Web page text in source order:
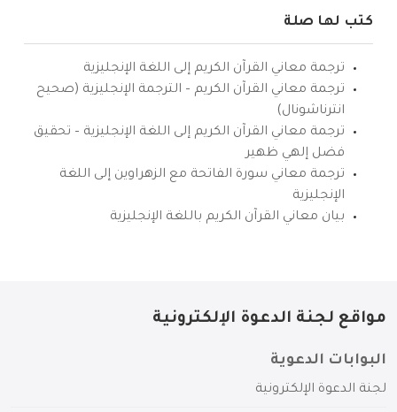
كتب لها صلة
ترجمة معاني القرآن الكريم إلى اللغة الإنجليزية
ترجمة معاني القرآن الكريم – الترجمة الإنجليزية (صحيح
انترناشونال)
ترجمة معاني القرآن الكريم إلى اللغة الإنجليزية – تحقيق
فضل إلهي ظهير
ترجمة معاني سورة الفاتحة مع الزهراوين إلى اللغة
الإنجليزية
بيان معاني القرآن الكريم باللغة الإنجليزية
مواقع لجنة الدعوة الإلكترونية
البوابات الدعوية
لجنة الدعوة الإلكترونية